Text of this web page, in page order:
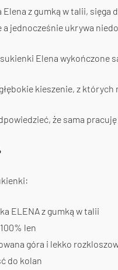
Elena z gumką w talii, sięga
a jednocześnie ukrywa
Elena wykończone
kieszenie, z których
że sama
ELENA z gumką w talii
len
góra i lekko
do kolan